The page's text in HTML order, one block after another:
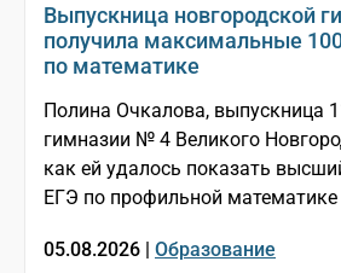
Выпускница новгородской
получила максимальные
по математике
Полина Очкалова, выпускница
гимназии № 4 Великого
как ей удалось показать
ЕГЭ по профильной математике
05.08.2026 | Образование